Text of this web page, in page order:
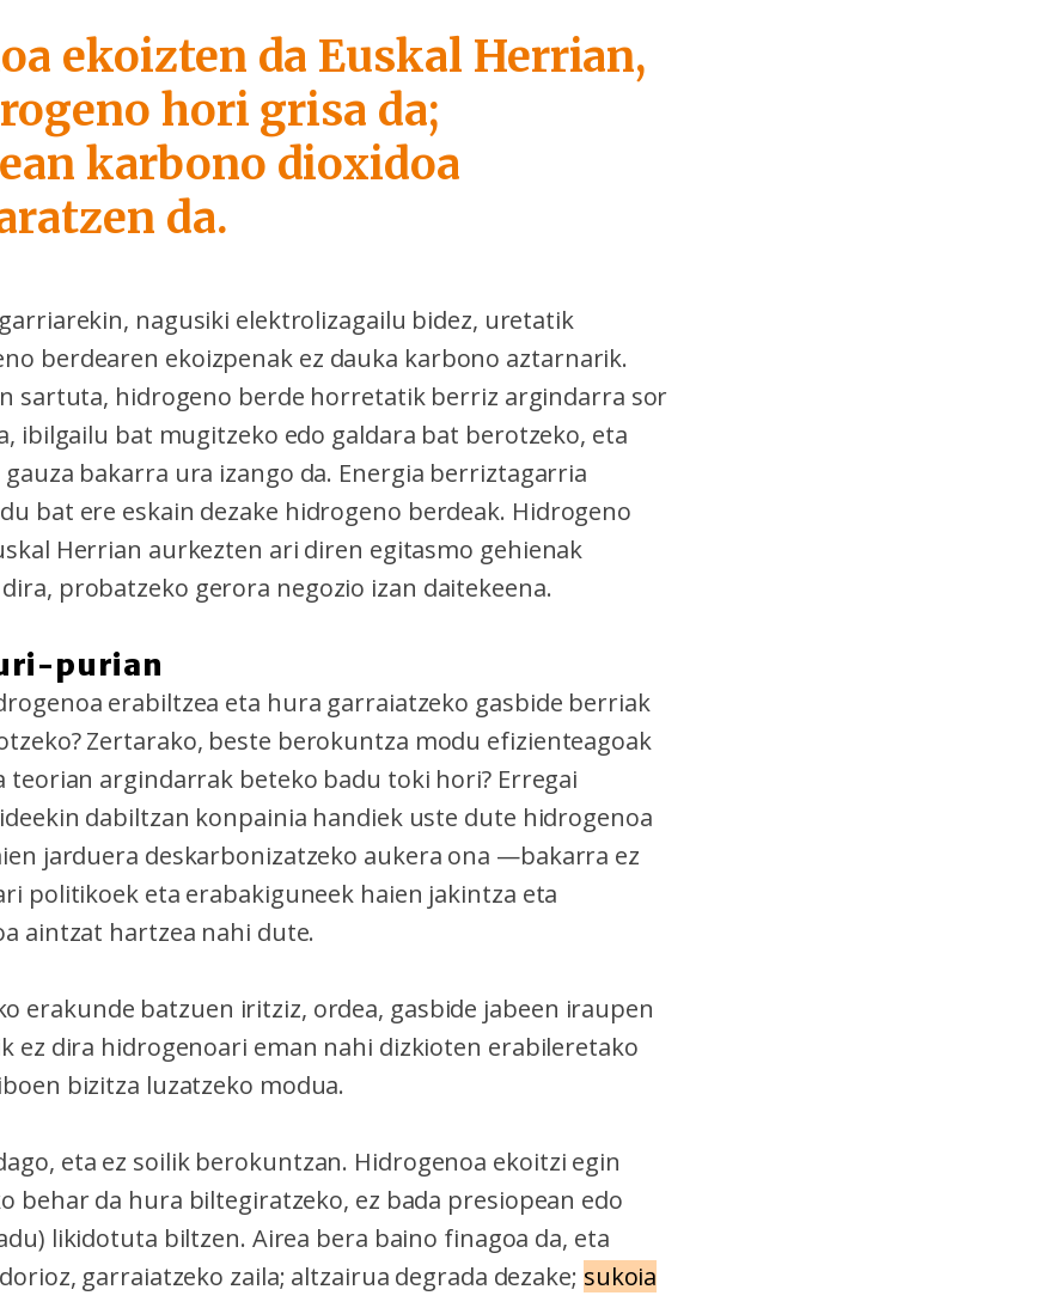
ekoizten da Euskal Herrian,
hori grisa da;
karbono dioxidoa
da.
nagusiki elektrolizagailu bidez, uretatik
berdearen ekoizpenak ez dauka karbono aztarnarik.
sartuta, hidrogeno berde horretatik berriz argindarra sor
ibilgailu bat mugitzeko edo galdara bat berotzeko, eta
bakarra ura izango da. Energia berriztagarria
bat ere eskain dezake hidrogeno berdeak. Hidrogeno
Herrian aurkezten ari diren egitasmo gehienak
probatzeko gerora negozio izan daitekeena.
purian
erabiltzea eta hura garraiatzeko gasbide berriak
Zertarako, beste berokuntza modu efizienteagoak
teorian argindarrak beteko badu toki hori? Erregai
dabiltzan konpainia handiek uste dute hidrogenoa
jarduera deskarbonizatzeko aukera ona —bakarra ez
politikoek eta erabakiguneek haien jakintza eta
aintzat hartzea nahi dute.
erakunde batzuen iritziz, ordea, gasbide jabeen iraupen
ez dira hidrogenoari eman nahi dizkioten erabileretako
bizitza luzatzeko modua.
eta ez soilik berokuntzan. Hidrogenoa ekoitzi egin
behar da hura biltegiratzeko, ez bada presiopean edo
likidotuta biltzen. Airea bera baino finagoa da, eta
garraiatzeko zaila; altzairua degrada dezake; sukoia